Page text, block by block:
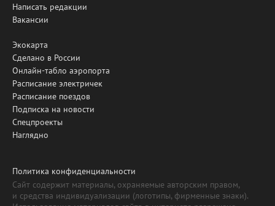
Написать редакции
Вакансии
Экокарта
Сделано в России
Онлайн-табло аэропорта
Расписание электричек
Расписание поездов
Подписка на новости
Спецпроекты
Наглядно
Политика конфиденциальности
Сайт содержит материалы, охраняемые авторским правом,
и средства индивидуализации (логотипы, фирменные знаки).